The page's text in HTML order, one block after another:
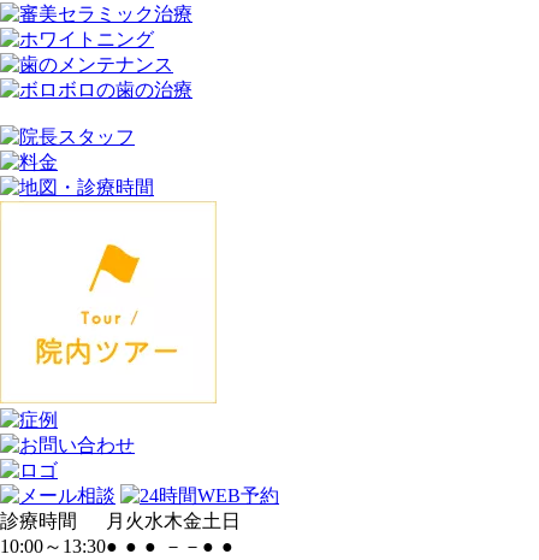
診療時間 月 火水木金土 日
10:00～13:30● ● ● － － ● ●